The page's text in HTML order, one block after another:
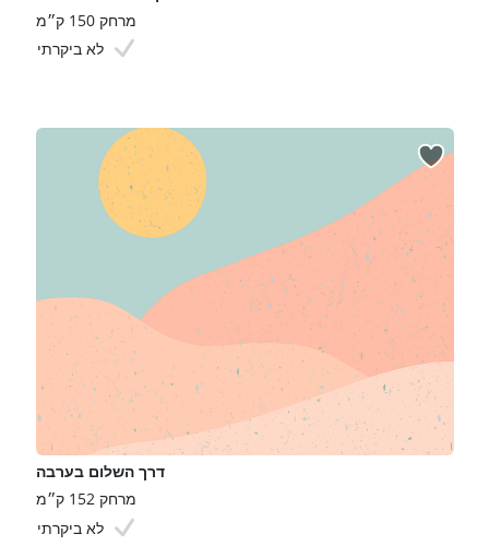
מרחק 150 ק״מ
לא ביקרתי
דרך השלום בערבה
מרחק 152 ק״מ
לא ביקרתי